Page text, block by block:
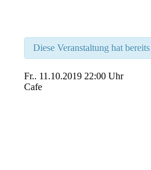
Diese Veranstaltung hat
Fr.. 11.10.2019 22:00 Uhr
Cafe